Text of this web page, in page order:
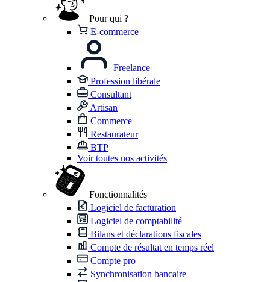
Pour qui ?
E-commerce
Freelance
Profession libérale
Consultant
Artisan
Commerce
Restaurateur
BTP
Voir toutes nos activités
Fonctionnalités
Logiciel de facturation
Logiciel de comptabilité
Bilans et déclarations fiscales
Compte de résultat en temps réel
Compte pro
Synchronisation bancaire